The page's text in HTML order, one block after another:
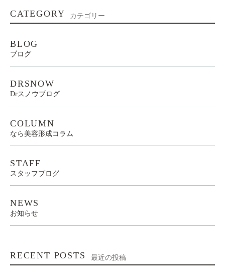
CATEGORY カテゴリー
BLOG
ブログ
DRSNOW
Drスノウブログ
COLUMN
なら美容形成コラム
STAFF
スタッフブログ
NEWS
お知らせ
RECENT POSTS 最近の投稿